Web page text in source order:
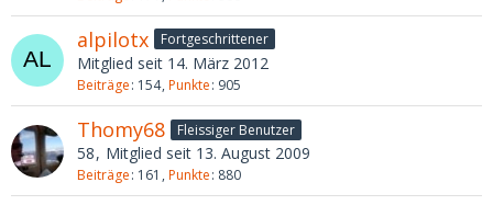
alpilotx Fortgeschrittener
Mitglied seit 14. März 2012
Beiträge 154 Punkte 905
Thomy68 Fleissiger Benutzer
58 Mitglied seit 13. August 2009
Beiträge 161 Punkte 880